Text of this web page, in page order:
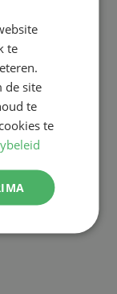
te
de site
te
te